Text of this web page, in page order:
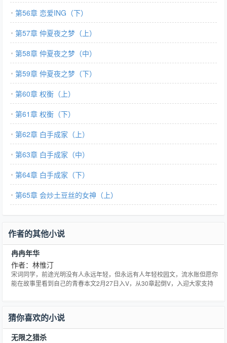
第56章 恋爱ING（下）
第57章 仲夏夜之梦（上）
第58章 仲夏夜之梦（中）
第59章 仲夏夜之梦（下）
第60章 权衡（上）
第61章 权衡（下）
第62章 白手成家（上）
第63章 白手成家（中）
第64章 白手成家（下）
第65章 会炒土豆丝的女神（上）
作者的其他小说
冉冉年华
作者：林惟汀
宋词同学，前途光明没有人永远年轻，但永远有人年轻校园文，流水账但愿你
能在故事里看到自己的青春本文2月27日入V，从30章起倒V，入迎大家支持
猜你喜欢的小说
无限之猎杀